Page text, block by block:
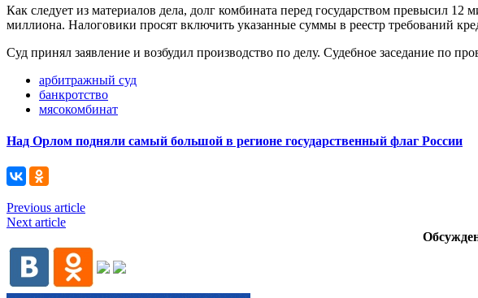
Как следует из материалов дела, долг комбината перед государством превысил
миллиона. Налоговики просят включить указанные суммы в реестр требований
Суд принял заявление и возбудил производство по делу. Судебное заседание по
арбитражный суд
банкротство
мясокомбинат
Над Орлом подняли самый большой в регионе государственный флаг России
Previous article
Next article